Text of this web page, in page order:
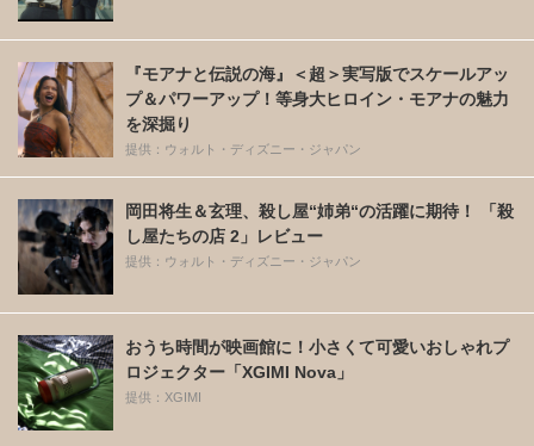
『モアナと伝説の海』＜超＞実写版でスケールアッ
プ＆パワーアップ！等身大ヒロイン・モアナの魅力
を深掘り
提供：ウォルト・ディズニー・ジャパン
岡田将生＆玄理、殺し屋“姉弟“の活躍に期待！ 「殺
し屋たちの店 2」レビュー
提供：ウォルト・ディズニー・ジャパン
おうち時間が映画館に！小さくて可愛いおしゃれプ
ロジェクター「XGIMI Nova」
提供：XGIMI